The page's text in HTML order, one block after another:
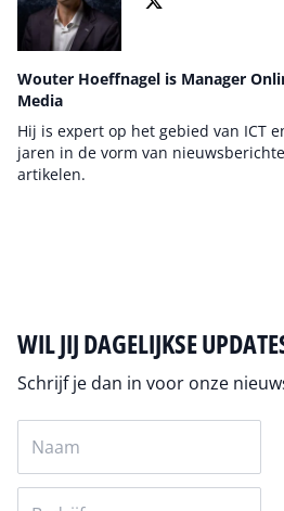
Wouter Hoeffnagel is Manager
Media
Hij is expert op het gebied van ICT
jaren in de vorm van
artikelen.
WIL JIJ DAGELIJKSE
Schrijf je dan in voor onze